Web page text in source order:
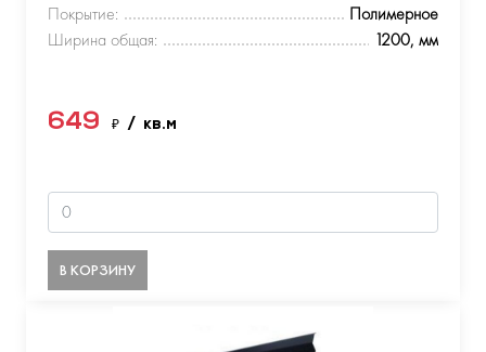
Покрытие:
Полимерное
Ширина общая:
1200, мм
649 ₽ / кв.м
В КОРЗИНУ